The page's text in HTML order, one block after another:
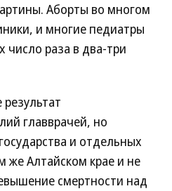
Аборты во многом
и многие педиатры
число раза в два-три
главврачей, но
и отдельных
же Алтайском крае и не
смертности над